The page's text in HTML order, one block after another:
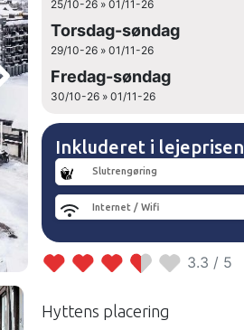
25/10-26 » 01/11-26
Torsdag-søndag
29/10-26 » 01/11-26
Fredag-søndag
30/10-26 » 01/11-26
Inkluderet i lejeprisen
Slutrengøring
Internet / Wifi
3.3 / 5
Hyttens placering